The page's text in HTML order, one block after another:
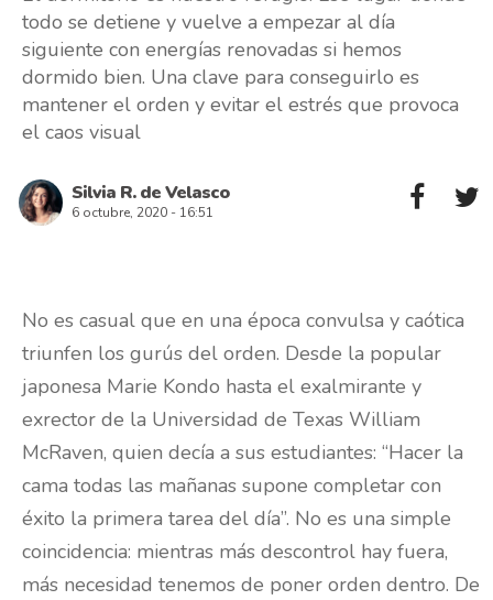
todo se detiene y vuelve a empezar al día
siguiente con energías renovadas si hemos
dormido bien. Una clave para conseguirlo es
mantener el orden y evitar el estrés que provoca
el caos visual
Silvia R. de Velasco
6 octubre, 2020 - 16:51
No es casual que en una época convulsa y caótica
triunfen los gurús del orden. Desde la popular
japonesa Marie Kondo hasta el exalmirante y
exrector de la Universidad de Texas William
McRaven, quien decía a sus estudiantes: “Hacer la
cama todas las mañanas supone completar con
éxito la primera tarea del día”. No es una simple
coincidencia: mientras más descontrol hay fuera,
más necesidad tenemos de poner orden dentro. De